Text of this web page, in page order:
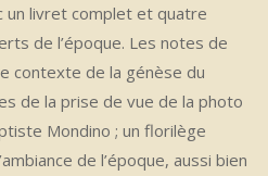
un livret complet et quatre
de l’époque. Les notes de
contexte de la génèse du
de la prise de vue de la photo
Mondino ; un florilège
de l’époque, aussi bien